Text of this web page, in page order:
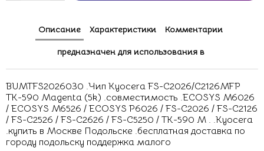
Описание Характеристики Комментарии
предназначен для использования в
BUMTFS2026030 .Чип Kyocera FS-C2026/C2126MFP
TK-590 Magenta (5k) .совместимость .ECOSYS M6026
/ ECOSYS M6526 / ECOSYS P6026 / FS-C2026 / FS-C2126
/ FS-C2526 / FS-C2626 / FS-C5250 / TK-590 M . .Kyocera
.купить в Москве Подольске .бесплатная доставка по
городу подольску поддержка малого